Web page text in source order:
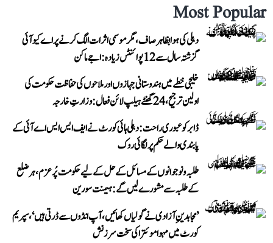
Most Popular
دہلی کی ہوا بظاہر صاف، مگر موسمی اثرات الگ کرنے پر اے کیو آئی
گزشتہ سال سے 12 پوائنٹس زیادہ: اجے ماکن
خلیجی خطے میں ہندوستانی جہازوں اور ملاحوں کی حفاظت حکومت کی
اولین ترجیح، 24 گھنٹے ہیلپ لائن فعال: وزارتِ خارجہ
ڈابر کو عبوری راحت: دہلی ہائی کورٹ نے ایف ایس ایس اے آئی کے
پابندی والے حکم پر لگائی روک
طلبہ و نوجوانوں کے مسائل کے حل کے لیے حکومت پُرعزم، ہر ضلع
کے طلبہ سے مشورے لیں گے: ہیمنت سورین
’مجاہدینِ آزادی نے گولیاں کھائیں، آپ انڈوں سے ڈرتی ہیں‘، سپریم
کورٹ میں مہوا موئترا کی سخت سرزنش